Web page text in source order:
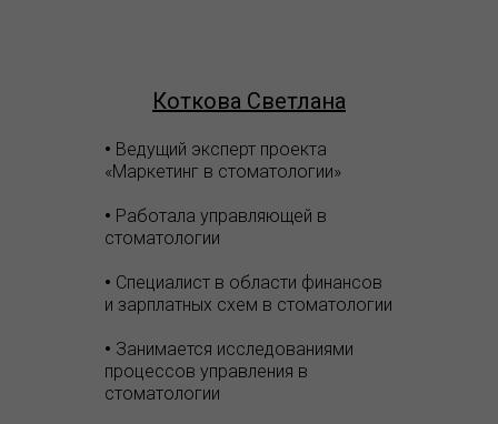
Коткова Светлана
• Ведущий эксперт проекта
«Маркетинг в стоматологии»
• Работала управляющей в
стоматологии
• Специалист в области финансов
и зарплатных схем в стоматологии
• Занимается исследованиями
процессов управления в
стоматологии